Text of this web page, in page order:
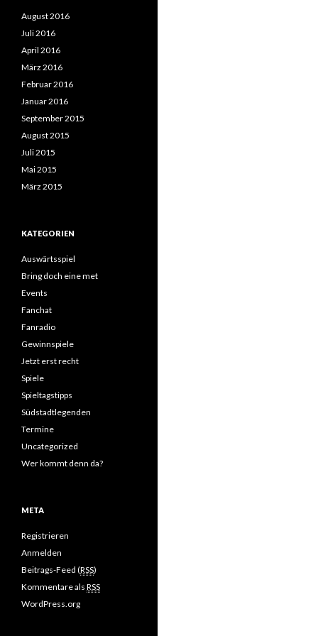
August 2016
Juli 2016
April 2016
März 2016
Februar 2016
Januar 2016
September 2015
August 2015
Juli 2015
Mai 2015
März 2015
KATEGORIEN
Auswärtsspiel
Bring doch eine met
Events
Fanchat
Fanradio
Gewinnspiele
Jetzt erst recht
Spiele
Spieltagstipps
Südstadtlegenden
Termine
Uncategorized
Wer kommt denn da?
META
Registrieren
Anmelden
Beitrags-Feed (RSS)
Kommentare als RSS
WordPress.org